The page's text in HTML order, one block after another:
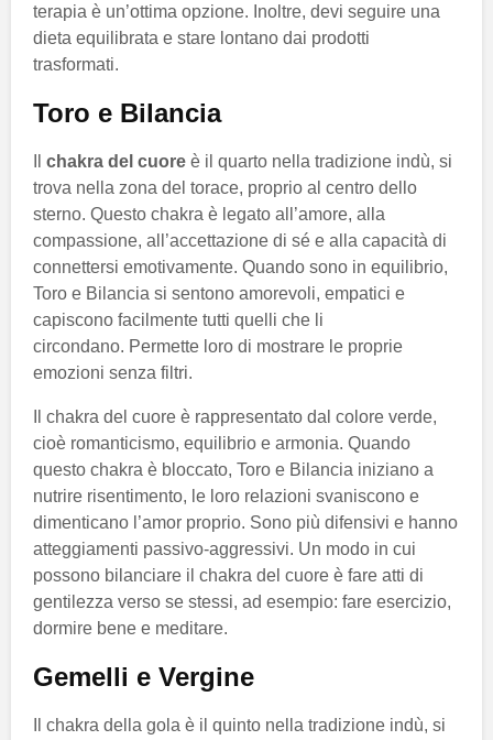
terapia è un’ottima opzione. Inoltre, devi seguire una
dieta equilibrata e stare lontano dai prodotti
trasformati.
Toro e Bilancia
chakra del cuore è il quarto nella tradizione indù, si
trova nella zona del torace, proprio al centro dello
sterno. Questo chakra è legato all’amore, alla
compassione, all’accettazione di sé e alla capacità di
connettersi emotivamente. Quando sono in equilibrio,
Toro e Bilancia si sentono amorevoli, empatici e
capiscono facilmente tutti quelli che li
circondano. Permette loro di mostrare le proprie
emozioni senza filtri.
Il chakra del cuore è rappresentato dal colore verde,
cioè romanticismo, equilibrio e armonia. Quando
questo chakra è bloccato, Toro e Bilancia iniziano a
nutrire risentimento, le loro relazioni svaniscono e
dimenticano l’amor proprio. Sono più difensivi e hanno
atteggiamenti passivo-aggressivi. Un modo in cui
possono bilanciare il chakra del cuore è fare atti di
gentilezza verso se stessi, ad esempio: fare esercizio,
dormire bene e meditare.
Gemelli e Vergine
Il chakra della gola è il quinto nella tradizione indù, si